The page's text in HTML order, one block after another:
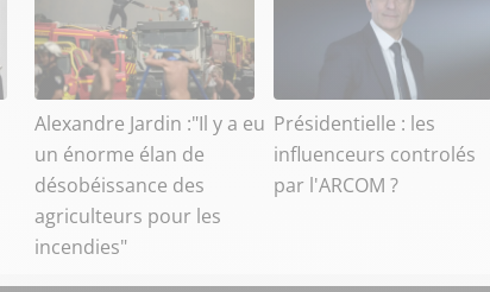
Alexandre Jardin :"Il y a eu
un énorme élan de
désobéissance des
agriculteurs pour les
incendies"
Présidentielle : les
influenceurs controlés
par l'ARCOM ?